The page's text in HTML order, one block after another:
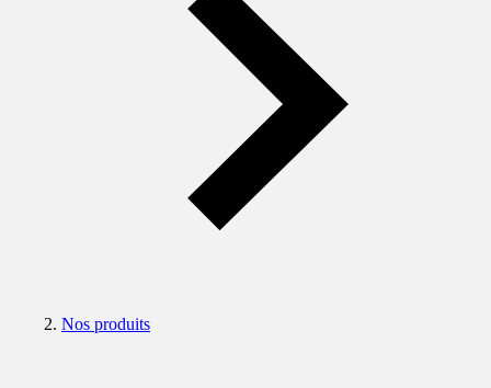
Nos produits